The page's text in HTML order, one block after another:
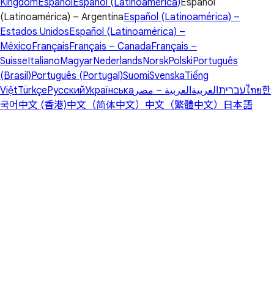
(Latinoamérica) – ArgentinaEspañol (Latinoamérica) –
Estados UnidosEspañol (Latinoamérica) –
MéxicoFrançaisFrançais – CanadaFrançais –
SuisseItalianoMagyarNederlandsNorskPolskiPortuguês
(Brasil)Português (Portugal)SuomiSvenskaTiếng
ViệtTürkçeРусскийУкраїнська עבריתالعربيةالعربية – مصر ไทย한
국어 中文 (香港)中文（简体中文） 中文（繁體中文） 日本語